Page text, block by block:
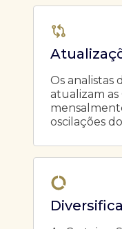
Os analistas
atualizam as
oscilações